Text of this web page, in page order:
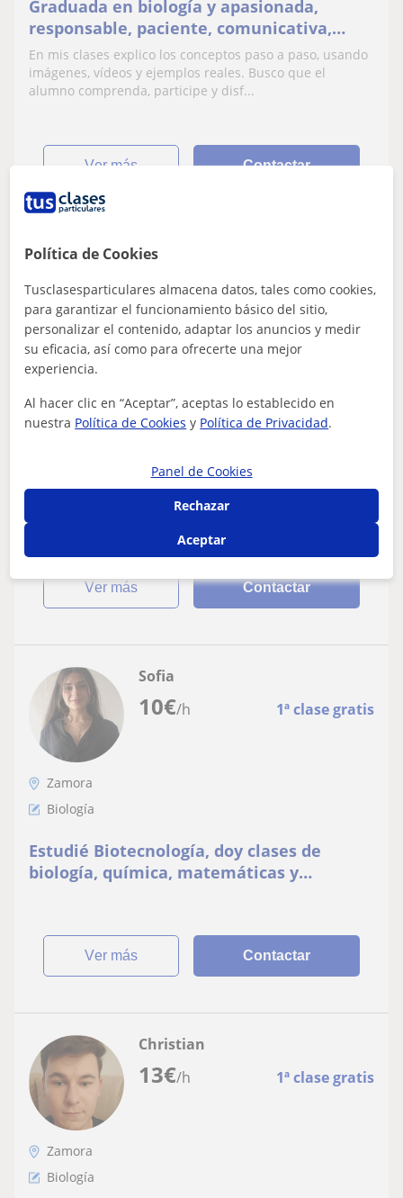
Graduada en biología y apasionada,
responsable, paciente, comunicativa,
organizada, empática, con entusiasmo por
ayudar a aprender
En mis clases explico los conceptos paso a paso, usando
imágenes, vídeos y ejemplos reales. Busco que el
alumno comprenda, participe y disf...
ver más Contactar
12€/h 1ª clase gratis
Laura
Zamora
Profesora ámbito ciencias: Biología,
Siempre me ha gustado la enseñanza, soy graduada en
Bioquimica y por ello puedo impartir clases en distintas
áreas de ciencias. Me encantar...
ver más Contactar
10€/h 1ª clase gratis
Sofia
Zamora
Biología
Estudié Biotecnología, doy clases de
biología, química, matemáticas y
ver más Contactar
13€/h 1ª clase gratis
Christian
Zamora
Biología
Política de Cookies
Tusclasesparticulares almacena datos, tales como cookies,
para garantizar el funcionamiento básico del sitio,
personalizar el contenido, adaptar los anuncios y medir
su eficacia, así como para ofrecerte una mejor
experiencia.
Al hacer clic en “Aceptar”, aceptas lo establecido en
nuestra Política de Cookies y Política de Privacidad.
Panel de Cookies
Rechazar
Aceptar